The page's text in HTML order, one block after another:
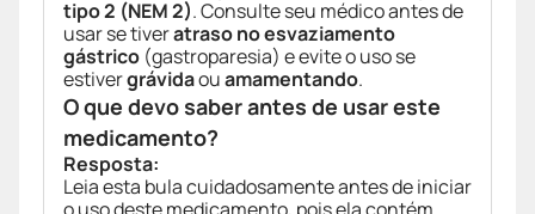
tipo 2 (NEM 2). Consulte seu médico antes de
usar se tiveratraso no esvaziamento
gástrico (gastroparesia) e evite o uso se
estivergrávidaouamamentando.
O que devo saber antes de usar este
medicamento?
Resposta:
Leia esta bula cuidadosamente antes de iniciar